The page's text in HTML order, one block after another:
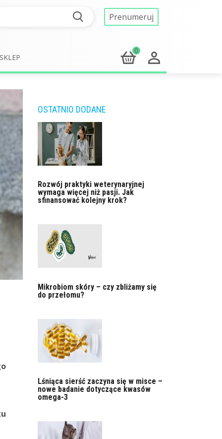
Prenumeruj
0
OSTATNIO DODANE
Rozwój praktyki weterynaryjnej
wymaga więcej niż pasji. Jak
sfinansować kolejny krok?
Mikrobiom skóry – czy zbliżamy się
do przełomu?
Lśniąca sierść zaczyna się w misce –
nowe badanie dotyczące kwasów
omega-3